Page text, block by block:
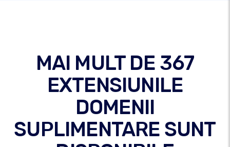
MAI MULT DE 367
EXTENSIUNILE
DOMENII
SUPLIMENTARE SUNT